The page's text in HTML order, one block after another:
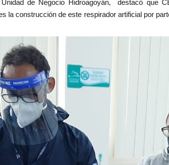
de Negocio Hidroagoyán,
destacó que
la construcción de este respirador artificial por